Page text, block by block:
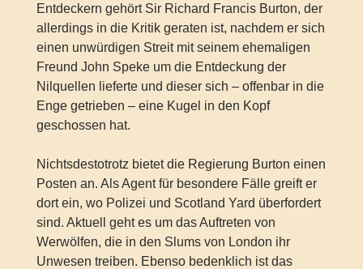
Entdeckern gehört Sir Richard Francis Burton, der
allerdings in die Kritik geraten ist, nachdem er sich
einen unwürdigen Streit mit seinem ehemaligen
Freund John Speke um die Entdeckung der
Nilquellen lieferte und dieser sich – offenbar in die
Enge getrieben – eine Kugel in den Kopf
geschossen hat.
Nichtsdestotrotz bietet die Regierung Burton einen
Posten an. Als Agent für besondere Fälle greift er
dort ein, wo Polizei und Scotland Yard überfordert
sind. Aktuell geht es um das Auftreten von
Werwölfen, die in den Slums von London ihr
Unwesen treiben. Ebenso bedenklich ist das